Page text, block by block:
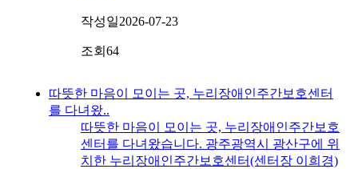
작성일2026-07-23
조회 64
따뜻한 마음이 모이는 곳, 누리장애인주간보호센터
를 다녀왔..
따뜻한 마음이 모이는 곳, 누리장애인주간보호
센터를 다녀왔습니다. 광주광역시 광산구에 위
치한 누리장애인주간보호센터(센터장 이희경)